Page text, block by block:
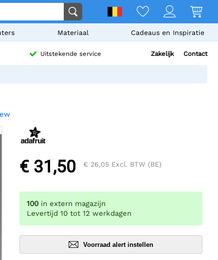
Materiaal Cadeaus en Inspiratie
Uitstekende service Zakelijk Contact
€ 31,50 € 26,05 Excl. BTW (BE)
100 in extern magazijn
Levertijd 10 tot 12 werkdagen
Voorraad alert instellen